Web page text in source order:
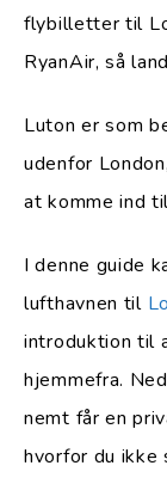
flybilletter til
RyanAir, så
Luton er som
udenfor
at komme ind
I denne guide
lufthavnen til
introduktion til
hjemmefra.
nemt får en
hvorfor du ikke